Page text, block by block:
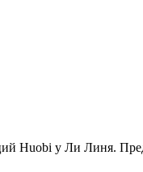
Huobi у Ли Линя.